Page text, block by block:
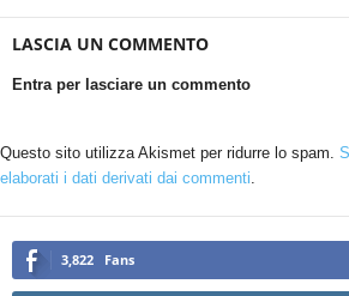
LASCIA UN COMMENTO
Entra per lasciare un commento
Questo sito utilizza Akismet per ridurre lo spam.
elaborati i dati derivati dai commenti.
3,822 Fans